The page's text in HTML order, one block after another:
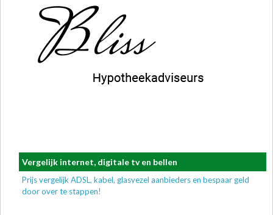
Vergelijk internet, digitale tv en bellen
Prijs vergelijk ADSL, kabel, glasvezel aanbieders en bespaar geld
door over te stappen!